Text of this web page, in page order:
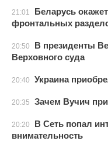
21:01
Беларусь
фронтальных
20:50
В президенты
Верховного суда
20:40 Украина
20:35 Зачем Вучич
20:20
В Сеть попал
внимательность